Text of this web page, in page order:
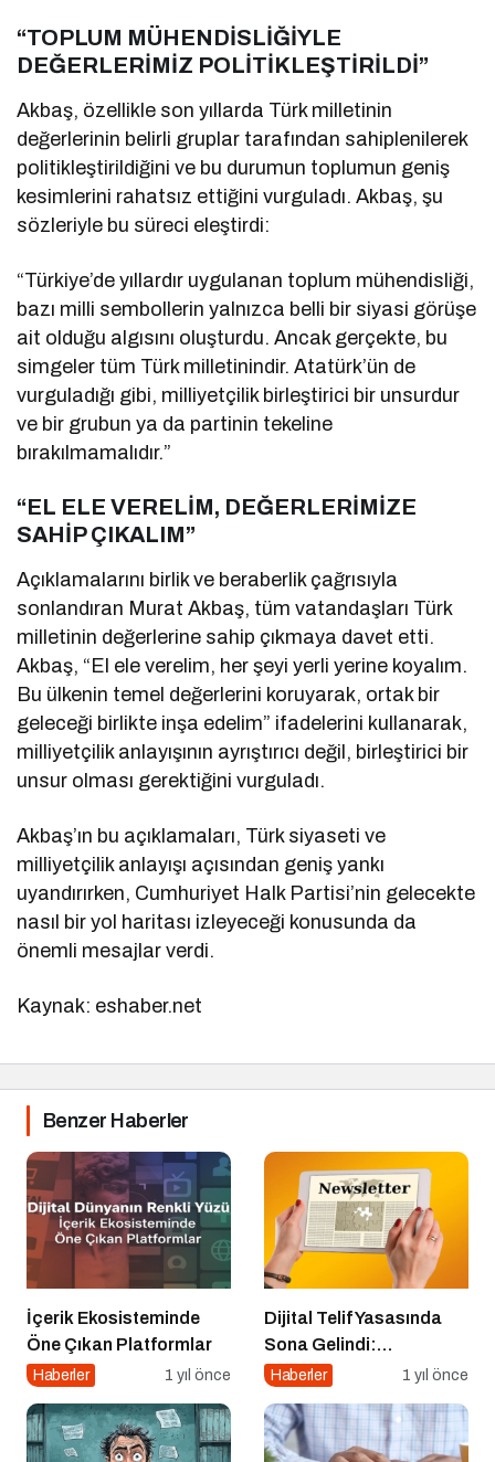
“TOPLUM MÜHENDİSLİĞİYLE
DEĞERLERİMİZ POLİTİKLEŞTİRİLDİ”
Akbaş, özellikle son yıllarda Türk milletinin
değerlerinin belirli gruplar tarafından sahiplenilerek
politikleştirildiğini ve bu durumun toplumun geniş
kesimlerini rahatsız ettiğini vurguladı. Akbaş, şu
sözleriyle bu süreci eleştirdi:
“Türkiye’de yıllardır uygulanan toplum mühendisliği,
bazı milli sembollerin yalnızca belli bir siyasi görüşe
ait olduğu algısını oluşturdu. Ancak gerçekte, bu
simgeler tüm Türk milletinindir. Atatürk’ün de
vurguladığı gibi, milliyetçilik birleştirici bir unsurdur
ve bir grubun ya da partinin tekeline
bırakılmamalıdır.”
“EL ELE VERELİM, DEĞERLERİMİZE
SAHİP ÇIKALIM”
Açıklamalarını birlik ve beraberlik çağrısıyla
sonlandıran Murat Akbaş, tüm vatandaşları Türk
milletinin değerlerine sahip çıkmaya davet etti.
Akbaş, “El ele verelim, her şeyi yerli yerine koyalım.
Bu ülkenin temel değerlerini koruyarak, ortak bir
geleceği birlikte inşa edelim” ifadelerini kullanarak,
milliyetçilik anlayışının ayrıştırıcı değil, birleştirici bir
unsur olması gerektiğini vurguladı.
Akbaş’ın bu açıklamaları, Türk siyaseti ve
milliyetçilik anlayışı açısından geniş yankı
uyandırırken, Cumhuriyet Halk Partisi’nin gelecekte
nasıl bir yol haritası izleyeceği konusunda da
önemli mesajlar verdi.
Kaynak: eshaber.net
Benzer Haberler
İçerik Ekosisteminde
Öne Çıkan Platformlar
Haberler 1 yıl önce
Dijital Telif Yasasında
Sona Gelindi:
Yayıncılara Haziran
Haberler 1 yıl önce